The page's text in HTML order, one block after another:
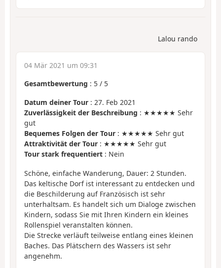
Lalou rando
04 Mär 2021 um 09:31
Gesamtbewertung : 5 / 5
Datum deiner Tour : 27. Feb 2021
Zuverlässigkeit der Beschreibung : ★★★★★ Sehr
gut
Bequemes Folgen der Tour : ★★★★★ Sehr gut
Attraktivität der Tour : ★★★★★ Sehr gut
Tour stark frequentiert : Nein
Schöne, einfache Wanderung, Dauer: 2 Stunden.
Das keltische Dorf ist interessant zu entdecken und
die Beschilderung auf Französisch ist sehr
unterhaltsam. Es handelt sich um Dialoge zwischen
Kindern, sodass Sie mit Ihren Kindern ein kleines
Rollenspiel veranstalten können.
Die Strecke verläuft teilweise entlang eines kleinen
Baches. Das Plätschern des Wassers ist sehr
angenehm.